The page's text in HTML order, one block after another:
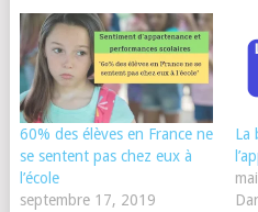
60% des élèves en France ne
se sentent pas chez eux à
l’école
septembre 17, 2019
La